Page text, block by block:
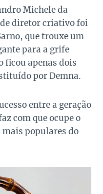
Michele da
diretor criativo foi
que trouxe um
para a grife
apenas dois
por Demna.
entre a geração
com que ocupe o
mais populares do